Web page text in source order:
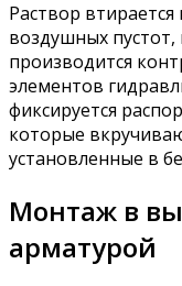
Раствор
воздушных пустот,
производится
элементов
фиксируется
которые
установленные в
Монтаж в
арматурой